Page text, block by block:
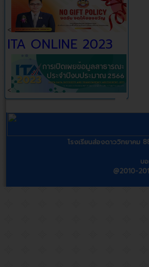
<
ITA ONLINE 2023
<
โรงเรียนส่องดาววิทยาคม
บ
@2010-